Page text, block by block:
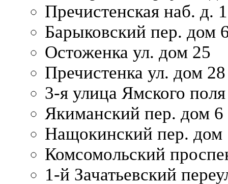
Пречистенская наб. д.
Барыковский пер. дом
Остоженка ул. дом 25
Пречистенка ул. дом 28
3-я улица Ямского
Якиманский пер. дом 6
Нащокинский пер. дом
Комсомольский
1-й Зачатьевский